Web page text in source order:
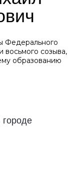
Федерального
созыва,
образованию
городе